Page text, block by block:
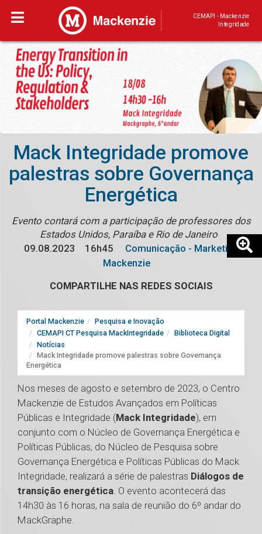
CEMAPI - Mackenzie
Integridade
Mack Integridade promove
palestras sobre Governança
Energética
Evento contará com a participação de professores dos
Estados Unidos, Paraíba e Rio de Janeiro
09.08.2023
16h45
Comunicação - Marketing
Mackenzie
COMPARTILHE NAS REDES SOCIAIS
Portal Mackenzie
Pesquisa e Inovação
CEMAPI CT Pesquisa MackIntegridade
Biblioteca Digital
Notícias
Mack Integridade promove palestras sobre Governança
Energética
Nos meses de agosto e setembro de 2023, o Centro
Mackenzie de Estudos Avançados em Políticas
Públicas e Integridade (Mack Integridade), em
conjunto com o Núcleo de Governança Energética e
Políticas Públicas, do Núcleo de Pesquisa sobre
Governança Energética e Políticas Públicas do Mack
Integridade, realizará a série de palestras Diálogos de
transição energética. O evento acontecerá das
14h30 às 16 horas, na sala de reunião do 6º andar do
MackGraphe.